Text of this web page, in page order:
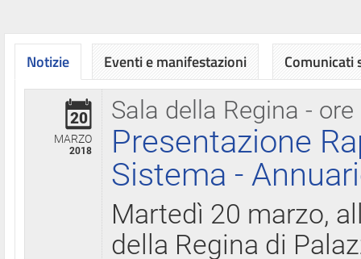
Notizie
Sala della Regina - ore
20
MARZO
2018
Presentazione
Sistema -
Martedì 20 marzo,
della Regina di
Eventi e manifestazioni Comunicati